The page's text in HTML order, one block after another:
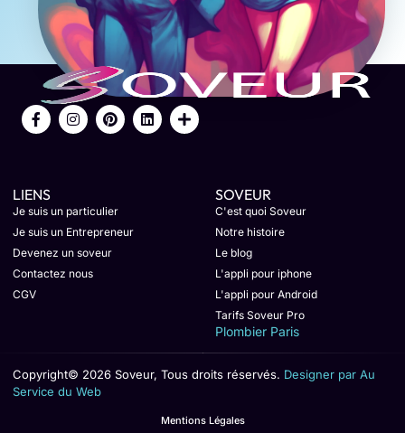
LIENS
Je suis un particulier
Je suis un Entrepreneur
Devenez un soveur
Contactez nous
CGV
SOVEUR
C'est quoi Soveur
Notre histoire
Le blog
L'appli pour iphone
L'appli pour Android
Tarifs Soveur Pro
Plombier Paris
Copyright© 2026 Soveur, Tous droits réservés. Designer par Au
Service du Web
Mentions Légales